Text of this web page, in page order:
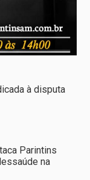
à disputa
Parintins
na